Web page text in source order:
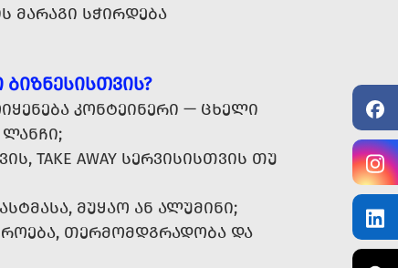
ᲛᲐᲠᲐᲒᲘ ᲡᲭᲘᲠᲓᲔᲑᲐ
ᲙᲝᲜᲢᲔᲘᲜᲔᲠᲘ — ᲪᲮᲔᲚᲘ
TAKE AWAY ᲡᲔᲠᲕᲘᲡᲘᲡᲗᲕᲘᲡ ᲗᲣ
ᲛᲣᲧᲐᲝ ᲐᲜ ᲐᲚᲣᲛᲘᲜᲘ;
ᲗᲔᲠᲛᲝᲛᲓᲒᲠᲐᲓᲝᲑᲐ ᲓᲐ